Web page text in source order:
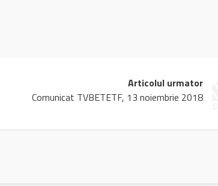
Articolul urmator
Comunicat TVBETETF, 13 noiembrie 2018